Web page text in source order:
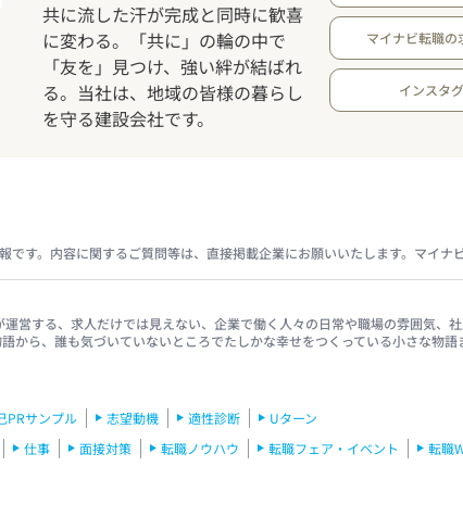
共に流した汗が完成と同時に歓喜
に変わる。「共に」の輪の中で
「友を」見つけ、強い絆が結ばれ
る。当社は、地域の皆様の暮らし
を守る建設会社です。
マイナビ転職の
インスタ
です。内容に関するご質問等は、直接掲載企業にお願いいたします。マイ
営する、求人だけでは見えない、企業で働く人々の日常や職場の雰囲気、
から、誰も気づいていないところでたしかな幸せをつくっている小さな物
PRサンプル 志望動機 適性診断
Uターン
仕事 面接対策 転職ノウハウ 転職フェア・イベント
転職